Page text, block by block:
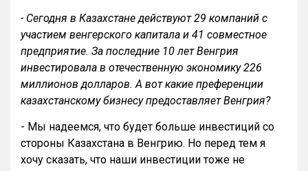
- Сегодня в Казахстане действуют 29 компаний с
участием венгерского капитала и 41 совместное
предприятие. За последние 10 лет Венгрия
инвестировала в отечественную экономику 226
миллионов долларов. А вот какие преференции
казахстанскому бизнесу предоставляет Венгрия?
- Мы надеемся, что будет больше инвестиций со
стороны Казахстана в Венгрию. Но перед тем я
хочу сказать, что наши инвестиции тоже не